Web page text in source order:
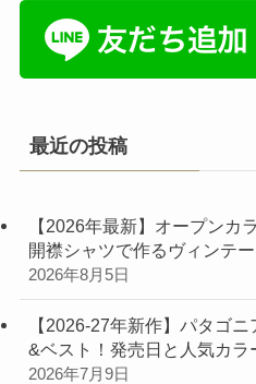
最近の投稿
【2026年最新】オープンカ
開襟シャツで作るヴィンテ
2026年8月5日
【2026-27年新作】パタゴ
&ベスト！発売日と人気カラ
2026年7月9日